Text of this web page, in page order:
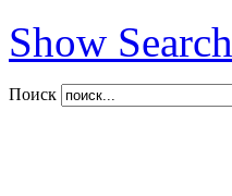
Show Search
Поиск